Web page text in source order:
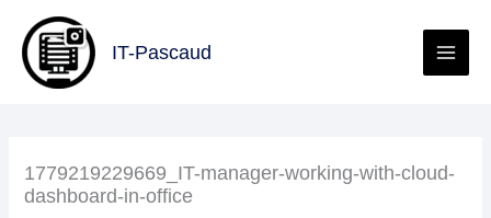
contenu
IT-Pascaud
1779219229669_IT-manager-working-with-cloud-
dashboard-in-office